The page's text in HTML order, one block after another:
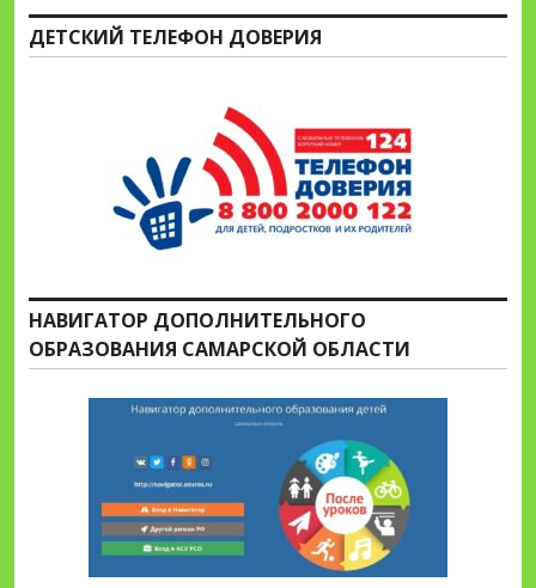
ДЕТСКИЙ ТЕЛЕФОН ДОВЕРИЯ
НАВИГАТОР ДОПОЛНИТЕЛЬНОГО
ОБРАЗОВАНИЯ САМАРСКОЙ ОБЛАСТИ